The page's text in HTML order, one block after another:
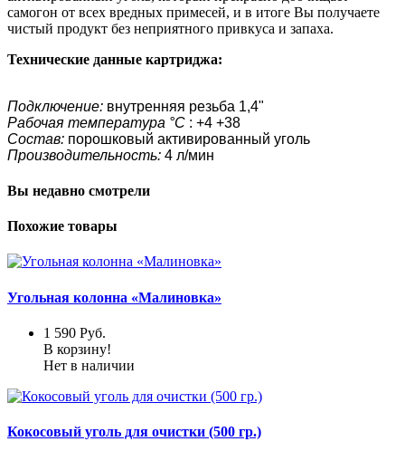
самогон от всех вредных примесей, и в итоге Вы получаете
чистый продукт без неприятного привкуса и запаха.
Технические данные картриджа:
Подключение: внутренняя резьба 1,4"
Рабочая температура °C : +4 +38
Состав: порошковый активированный уголь
Производительность: 4 л/мин
Вы недавно смотрели
Похожие товары
Угольная колонна «Малиновка»
1 590 Руб.
В корзину!
Нет в наличии
Кокосовый уголь для очистки (500 гр.)